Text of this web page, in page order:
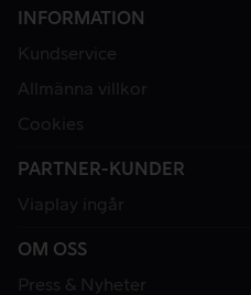
INFORMATION
Kundservice
Allmänna villkor
Cookies
PARTNER-KUNDER
Viaplay ingår
OM OSS
Press & Nyheter